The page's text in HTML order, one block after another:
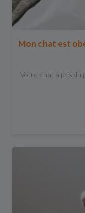
Mon chat est
Votre chat a pris du